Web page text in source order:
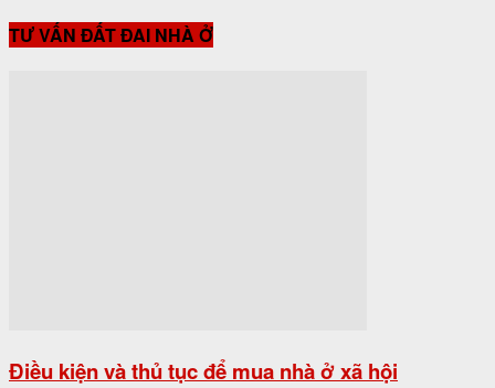
TƯ VẤN ĐẤT ĐAI NHÀ Ở
Điều kiện và thủ tục để mua nhà ở xã hội